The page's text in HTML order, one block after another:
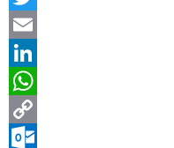
Twitter
Email
LinkedIn
WhatsApp
Copy